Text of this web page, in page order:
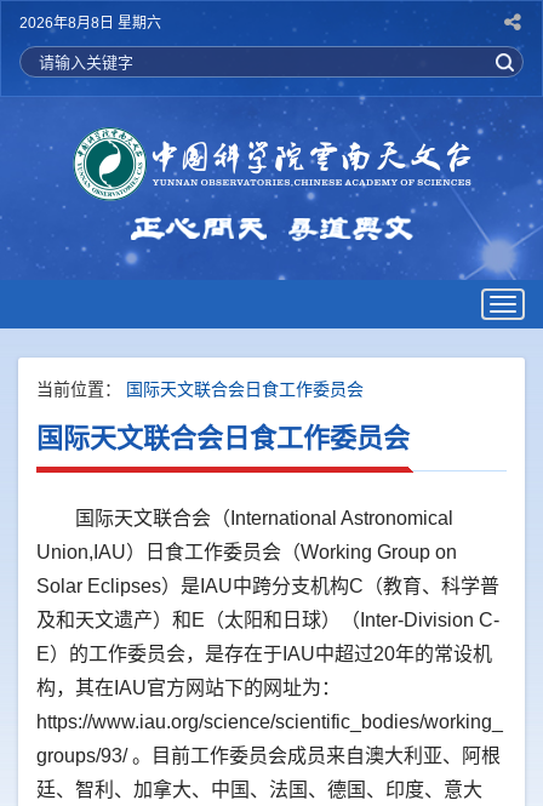
2026年8月8日 星期六
当前位置： 国际天文联合会日食工作委员会
国际天文联合会日食工作委员会
国际天文联合会（International Astronomical
Union,IAU）日食工作委员会（Working Group on
Solar Eclipses）是IAU中跨分支机构C（教育、科学普
及和天文遗产）和E（太阳和日球）（Inter-Division C-
E）的工作委员会，是存在于IAU中超过20年的常设机
构，其在IAU官方网站下的网址为：
https://www.iau.org/science/scientific_bodies/working_
groups/93/ 。
目前工作委员会成员来自澳大利亚、阿根
廷、智利、加拿大、中国、法国、德国、印度、意大